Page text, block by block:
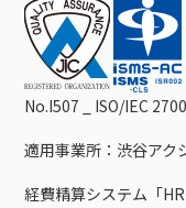
No.I507 _ ISO/IEC
適用事業所：渋谷アク
経費精算システム「